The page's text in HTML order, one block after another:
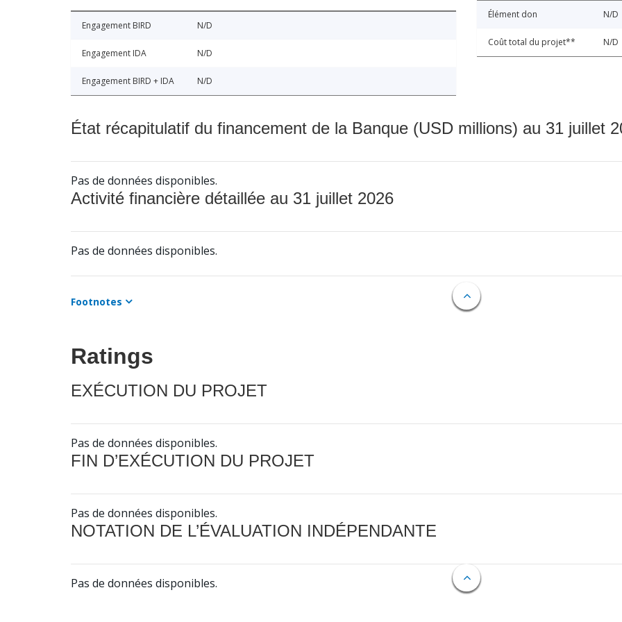
Engagement BIRD N/D
Engagement IDA N/D
Engagement BIRD + IDA N/D
Élément don N/D
Coût total du projet** N/D
État récapitulatif du financement de la Banque (USD millions) au 31 juillet
Pas de données disponibles.
Activité financière détaillée au 31 juillet 2026
Pas de données disponibles.
Footnotes
Ratings
EXÉCUTION DU PROJET
Pas de données disponibles.
FIN D’EXÉCUTION DU PROJET
Pas de données disponibles.
NOTATION DE L’ÉVALUATION INDÉPENDANTE
Pas de données disponibles.